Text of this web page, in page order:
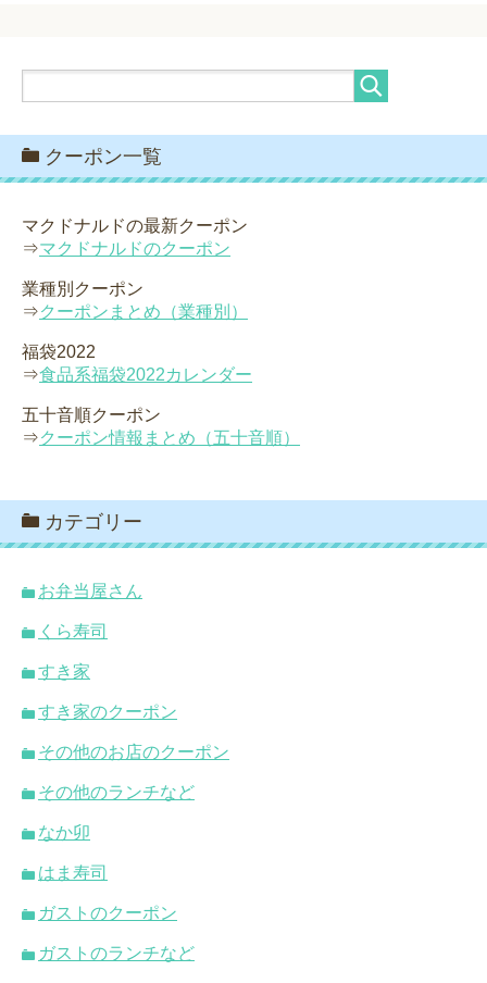
クーポン一覧
マクドナルドの最新クーポン
⇒マクドナルドのクーポン
業種別クーポン
⇒クーポンまとめ（業種別）
福袋2022
⇒食品系福袋2022カレンダー
五十音順クーポン
⇒クーポン情報まとめ（五十音順）
カテゴリー
お弁当屋さん
くら寿司
すき家
すき家のクーポン
その他のお店のクーポン
その他のランチなど
なか卯
はま寿司
ガストのクーポン
ガストのランチなど